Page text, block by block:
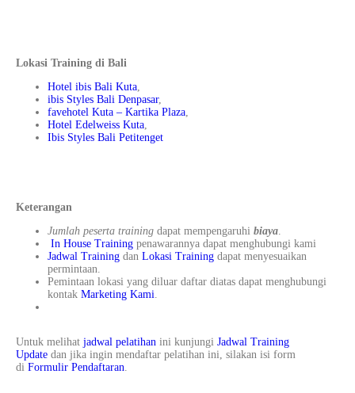
Lokasi Training di Bali
Hotel ibis Bali Kuta,
ibis Styles Bali Denpasar,
favehotel Kuta – Kartika Plaza,
Hotel Edelweiss Kuta,
Ibis Styles Bali Petitenget
Keterangan
Jumlah peserta training dapat mempengaruhi biaya.
In House Training penawarannya dapat menghubungi kami
Jadwal Training dan Lokasi Training dapat menyesuaikan
permintaan.
Pemintaan lokasi yang diluar daftar diatas dapat menghubungi
kontak Marketing Kami.
Untuk melihat jadwal pelatihan ini kunjungi Jadwal Training
Update dan jika ingin mendaftar pelatihan ini, silakan isi form
di Formulir Pendaftaran.